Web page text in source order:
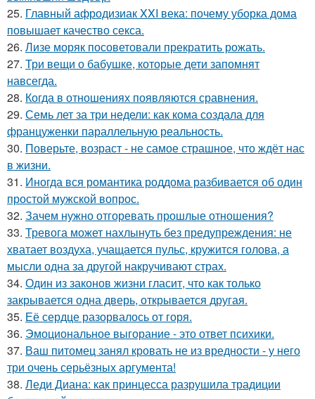
25. Главный афродизиак XXI века: почему уборка дома
повышает качество секса.
26. Лизе моряк посоветовали прекратить рожать.
27. Три вещи о бабушке, которые дети запомнят
навсегда.
28. Когда в отношениях появляются сравнения.
29. Семь лет за три недели: как кома создала для
француженки параллельную реальность.
30. Поверьте, возраст - не самое страшное, что ждёт нас
в жизни.
31. Иногда вся романтика роддома разбивается об один
простой мужской вопрос.
32. Зачем нужно отгоревать прошлые отношения?
33. Тревога может нахлынуть без предупреждения: не
хватает воздуха, учащается пульс, кружится голова, а
мысли одна за другой накручивают страх.
34. Один из законов жизни гласит, что как только
закрывается одна дверь, открывается другая.
35. Её сердце разорвалось от горя.
36. Эмоциональное выгорание - это ответ психики.
37. Ваш питомец занял кровать не из вредности - у него
три очень серьёзных аргумента!
38. Леди Диана: как принцесса разрушила традиции